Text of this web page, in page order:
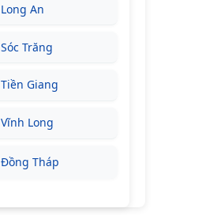
Long An
Sóc Trăng
Tiền Giang
Vĩnh Long
Đồng Tháp